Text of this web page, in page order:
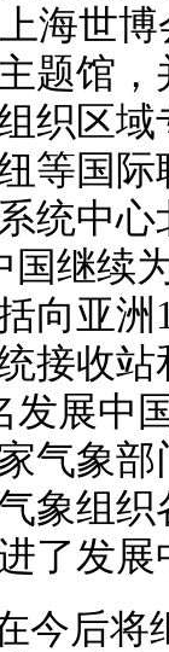
海世
题馆
织区
等国
统中
国继续
向亚
接收
发展中
气象
象组
了发
今后将